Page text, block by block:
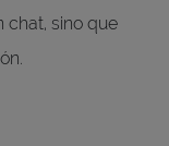
chat, sino que